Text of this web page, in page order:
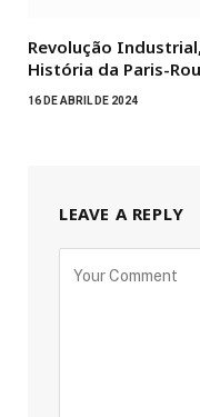
Revolução
História da Paris-
16 DE ABRIL DE 2024
LEAVE A REPLY